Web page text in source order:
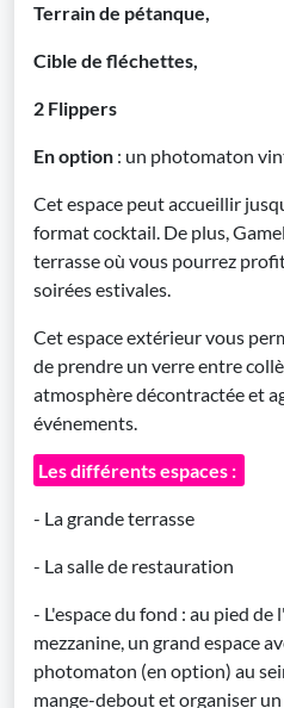
Terrain de pétanque,
Cible de fléchettes,
2 Flippers
En option : un photomaton
Cet espace peut accueillir
format cocktail. De plus,
terrasse où vous pourrez
soirées estivales.
Cet espace extérieur vous
de prendre un verre entre
atmosphère décontractée et
événements.
Les différents espaces :
- La grande terrasse
- La salle de restauration
- L'espace du fond : au pied
mezzanine, un grand espace
photomaton (en option) au
mange-debout et organiser